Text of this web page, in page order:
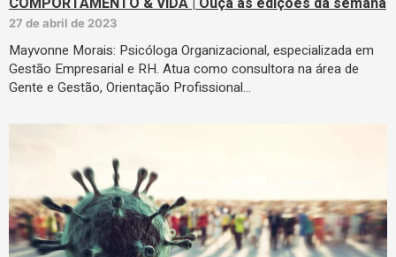
27 de abril de 2023
Mayvonne Morais: Psicóloga Organizacional, especializada em
Gestão Empresarial e RH. Atua como consultora na área de
Gente e Gestão, Orientação Profissional…